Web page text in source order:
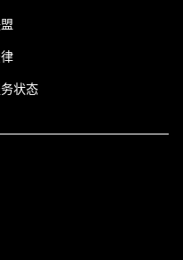
状态